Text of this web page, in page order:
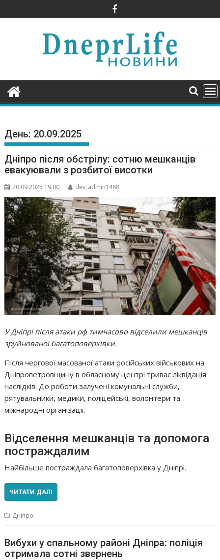
to
День: 20.09.2025
Дніпро після обстрілу: сотню мешканців
евакуювали з розбитої висотки
20.09.2025 19:00 dev_admin1488
У Дніпрі після атаки рф тимчасово відселили мешканців
зруйнованої багатоповерхівки.
Після чергової масованої атаки російських військових на
Дніпропетровщину в обласному центрі триває ліквідація
наслідків. До роботи залучені комунальні служби,
рятувальники, медики, поліцейські, волонтери та
міжнародні організації.
Відселення мешканців та допомога
постраждалим
Найбільше постраждала багатоповерхівка у Дніпрі.
ЧИТАТИ ДАЛІ
Дніпро
Вибухи у спальному районі Дніпра: поліція
отримала сотні звернень